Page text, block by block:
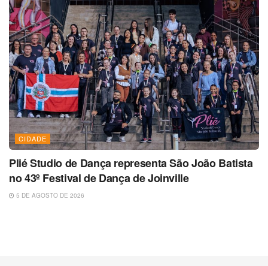
CIDADE
Plié Studio de Dança representa São João Batista
no 43º Festival de Dança de Joinville
5 DE AGOSTO DE 2026